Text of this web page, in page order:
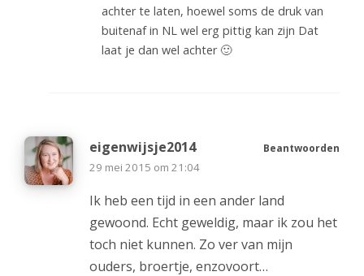
achter te laten, hoewel soms de druk van
buitenaf in NL wel erg pittig kan zijn Dat
laat je dan wel achter 🙂
eigenwijsje2014
29 mei 2015 om 21:04
Ik heb een tijd in een ander land
gewoond. Echt geweldig, maar ik zou het
toch niet kunnen. Zo ver van mijn
ouders, broertje, enzovoort…
Beantwoorden